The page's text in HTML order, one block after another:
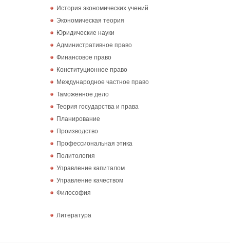
История экономических учений
Экономическая теория
Юридические науки
Административное право
Финансовое право
Конституционное право
Международное частное право
Таможенное дело
Теория государства и права
Планирование
Производство
Профессиональная этика
Политология
Управление капиталом
Управление качеством
Философия
Литература